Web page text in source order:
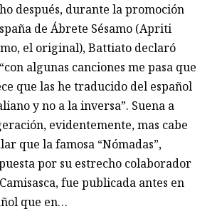
después, durante la promoción
de Ábrete Sésamo (Apriti
el original), Battiato declaró
algunas canciones me pasa que
que las he traducido del español
y no a la inversa”. Suena a
evidentemente, mas cabe
que la famosa “Nómadas”,
por su estrecho colaborador
fue publicada antes en
que en…